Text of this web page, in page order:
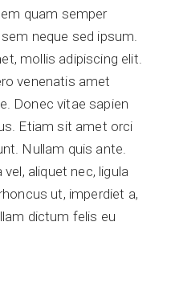
quam semper
neque sed ipsum.
mollis adipiscing elit.
venenatis amet
Donec vitae sapien
Etiam sit amet orci
Nullam quis ante.
aliquet nec, ligula
ut, imperdiet a,
dictum felis eu